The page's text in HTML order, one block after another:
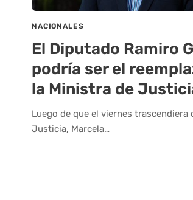
NACIONALES
El Diputado Ramiro
podría ser el
la Ministra de
Luego de que el viernes trascendiera
Justicia, Marcela…